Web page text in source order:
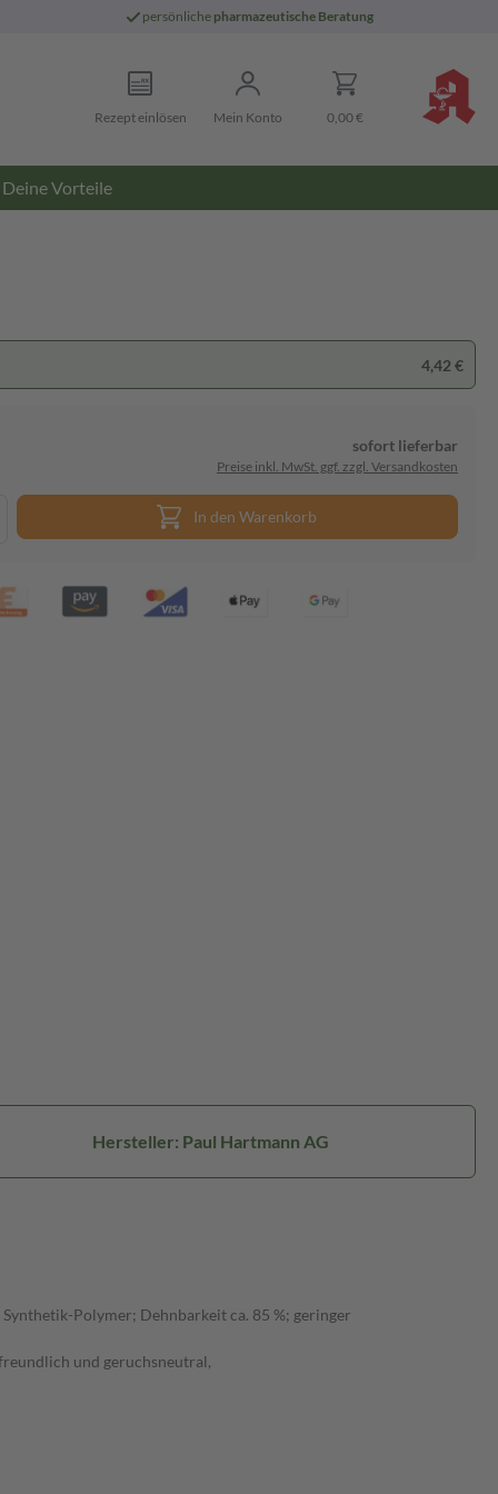
persönliche pharmazeutische Beratung
Rezept einlösen Mein Konto 0,00 €
Deine Vorteile
4,42 €
sofort lieferbar
Preise inkl. MwSt. ggf. zzgl. Versandkosten
In den Warenkorb
Hersteller: Paul Hartmann AG
Polymer; Dehnbarkeit ca. 85 %; geringer
und geruchsneutral,